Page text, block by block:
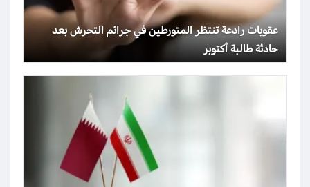
عقوبات رادعة تنتظر المتورطين في جرائم التحرش بعد
حادثة طالبة أكتوبر